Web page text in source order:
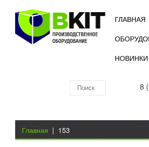
ГЛАВНАЯ
НОВИНКИ
8
складу
Вы здесь
Главная | 153
RUB
Тестомес MAG-B40 Промышленный
B40 имеет насадки разных типов,
необходимости подбираются для
ПОДРОБНЕЕ
Добавить